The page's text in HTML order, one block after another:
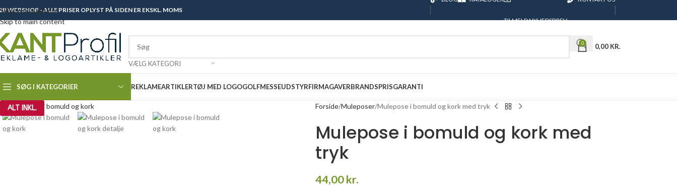
Skip to navigation
Skip to main content
WEBSHOP - ALLE PRISER OPLYST PÅ SIDEN ER EKSKL. MOMS
TILMELD NYHEDSBREV
VÆLG KATEGORI
0 0,00 KR.
SØG I KATEGORIER REKLAMEARTIKLERTØJ MED LOGOGOLFMESSEUDSTYRFIRMAGAVERBRANDSPRISGARANTI
Click to enlarge
ALT INKL. Forside Muleposer Mulepose i bomuld og kork med tryk
Mulepose i bomuld og kork med
tryk
44,00kr.